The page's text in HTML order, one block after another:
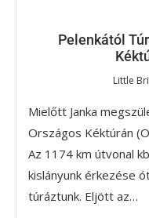
Pelenkától
Little
Mielőtt Janka
Országos Kéktúrán
Az 1174 km útvonal
kislányunk érkezése
túráztunk. Eljött az…